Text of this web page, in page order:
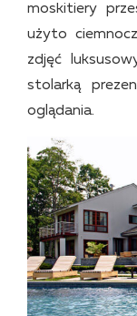
moskitiery
użyto
zdjęć
stolarką
oglądania.